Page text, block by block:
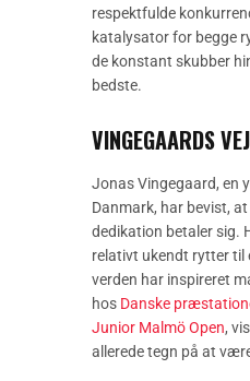
respektfulde
katalysator for begge
de konstant skubber
bedste.
VINGEGAARDS
Jonas Vingegaard, en
Danmark, har bevist,
dedikation betaler sig.
relativt ukendt rytter til
verden har inspireret
hos Danske
Junior Malmö Open,
allerede tegn på at